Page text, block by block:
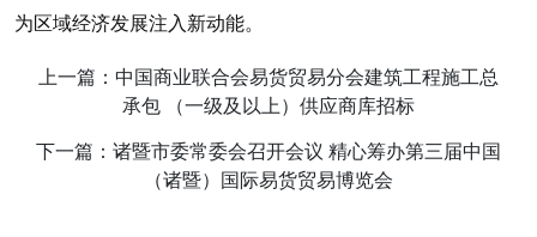
为区域经济发展注入新动能。
上一篇：中国商业联合会易货贸易分会建筑工程施工总
承包 （一级及以上）供应商库招标
下一篇：诸暨市委常委会召开会议 精心筹办第三届中国
（诸暨）国际易货贸易博览会